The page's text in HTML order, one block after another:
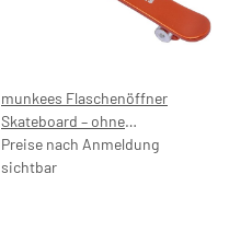
munkees Flaschenöffner
Skateboard – ohne
Preisaufdruck
Preise nach Anmeldung
sichtbar